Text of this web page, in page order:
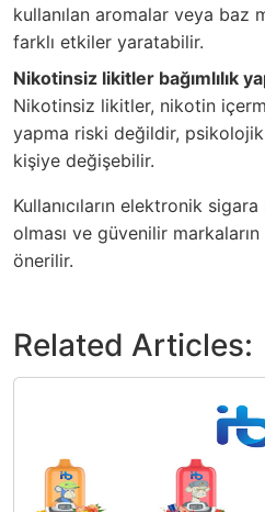
kullanılan aromalar veya baz
farklı etkiler yaratabilir.
Nikotinsiz likitler bağımlılık
Nikotinsiz likitler, nikotin
yapma riski değildir, psikolojik
kişiye değişebilir.
Kullanıcıların elektronik
olması ve güvenilir
önerilir.
Related Articles: